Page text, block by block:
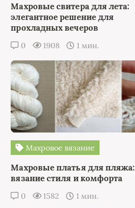
Махровые свитера для лета:
элегантное решение для
прохладных вечеров
0 1908 1 мин.
Махровое вязание
Махровые платья для пляжа:
вязание стиля и комфорта
0 1582 1 мин.